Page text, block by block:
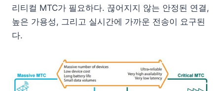
리티컬 MTC가 필요하다. 끊어지지 않는 안정된 연결,
높은 가용성, 그리고 실시간에 가까운 전송이 요구된
다.